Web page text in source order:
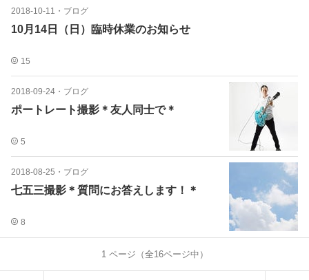
2018-10-11 ・ ブログ
10月14日（日）臨時休業のお知らせ
15
2018-09-24 ・ ブログ
ポートレート撮影＊友人同士で＊
5
2018-08-25 ・ ブログ
七五三撮影＊質問にお答えします！＊
8
1ページ（全16ページ中）